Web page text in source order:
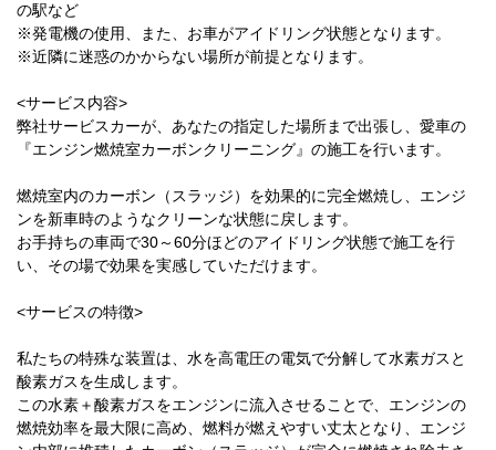
の駅など
※発電機の使用、また、お車がアイドリング状態となります。
※近隣に迷惑のかからない場所が前提となります。
<サービス内容>
弊社サービスカーが、あなたの指定した場所まで出張し、愛車の
『エンジン燃焼室カーボンクリーニング』の施工を行います。
燃焼室内のカーボン（スラッジ）を効果的に完全燃焼し、エンジ
ンを新車時のようなクリーンな状態に戻します。
お手持ちの車両で30～60分ほどのアイドリング状態で施工を行
い、その場で効果を実感していただけます。
<サービスの特徴>
私たちの特殊な装置は、水を高電圧の電気で分解して水素ガスと
酸素ガスを生成します。
この水素＋酸素ガスをエンジンに流入させることで、エンジンの
燃焼効率を最大限に高め、燃料が燃えやすい丈太となり、エンジ